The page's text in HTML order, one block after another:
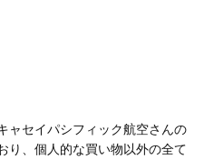
ャセイパシフィック航空さんの
り、個人的な買い物以外の全て